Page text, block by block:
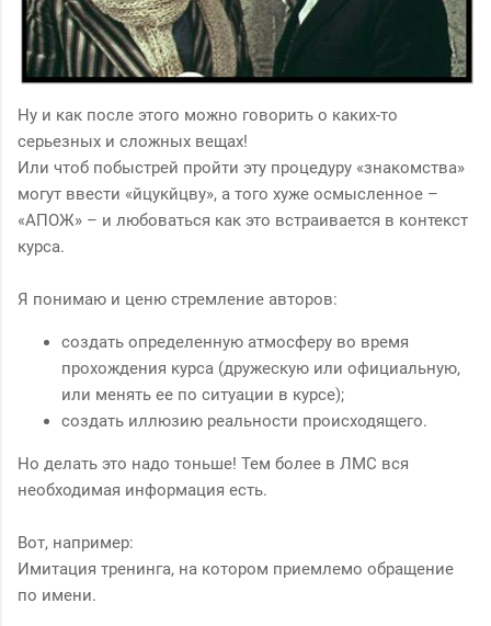
Ну и как после этого можно говорить о каких-то
серьезных и сложных вещах!
Или чтоб побыстрей пройти эту процедуру «знакомства»
могут ввести «йцукйцву», а того хуже осмысленное –
«АПОЖ» – и любоваться как это встраивается в контекст
курса.
Я понимаю и ценю стремление авторов:
создать определенную атмосферу во время
прохождения курса (дружескую или официальную,
или менять ее по ситуации в курсе);
создать иллюзию реальности происходящего.
Но делать это надо тоньше! Тем более в ЛМС вся
необходимая информация есть.
Вот, например:
Имитация тренинга, на котором приемлемо обращение
по имени.